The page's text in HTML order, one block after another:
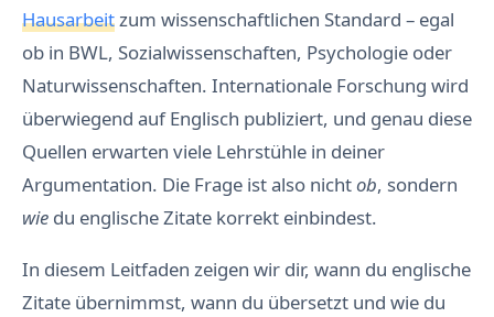
Hausarbeitzum wissenschaftlichen Standard – egal
ob in BWL, Sozialwissenschaften, Psychologie oder
Naturwissenschaften. Internationale Forschung wird
überwiegend auf Englisch publiziert, und genau diese
Quellen erwarten viele Lehrstühle in deiner
Argumentation. Die Frage ist also nichtob, sondern
wie du englische Zitate korrekt einbindest.
In diesem Leitfaden zeigen wir dir, wann du englische
Zitate übernimmst, wann du übersetzt und wie du